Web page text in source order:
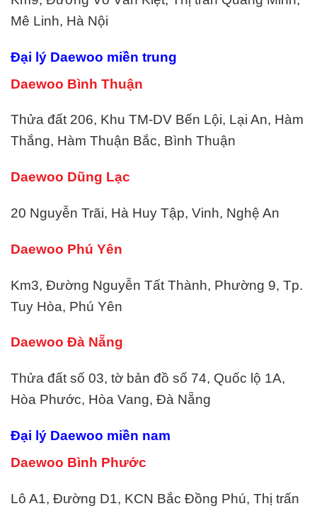
Mê Linh, Hà Nội
Đại lý Daewoo miền trung
Daewoo Bình Thuận
Thửa đất 206, Khu TM-DV Bến Lội, Lại An, Hàm
Thắng, Hàm Thuận Bắc, Bình Thuận
Daewoo Dũng Lạc
20 Nguyễn Trãi, Hà Huy Tập, Vinh, Nghệ An
Daewoo Phú Yên
Km3, Đường Nguyễn Tất Thành, Phường 9, Tp.
Tuy Hòa, Phú Yên
Daewoo Đà Nẵng
Thửa đất số 03, tờ bản đồ số 74, Quốc lộ 1A,
Hòa Phước, Hòa Vang, Đà Nẵng
Đại lý Daewoo miền nam
Daewoo Bình Phước
Lô A1, Đường D1, KCN Bắc Đồng Phú, Thị trấn